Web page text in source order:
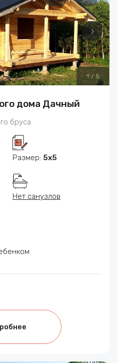
1 / 5
дома Дачный
бруса
Размер: 5x5
Нет санузлов